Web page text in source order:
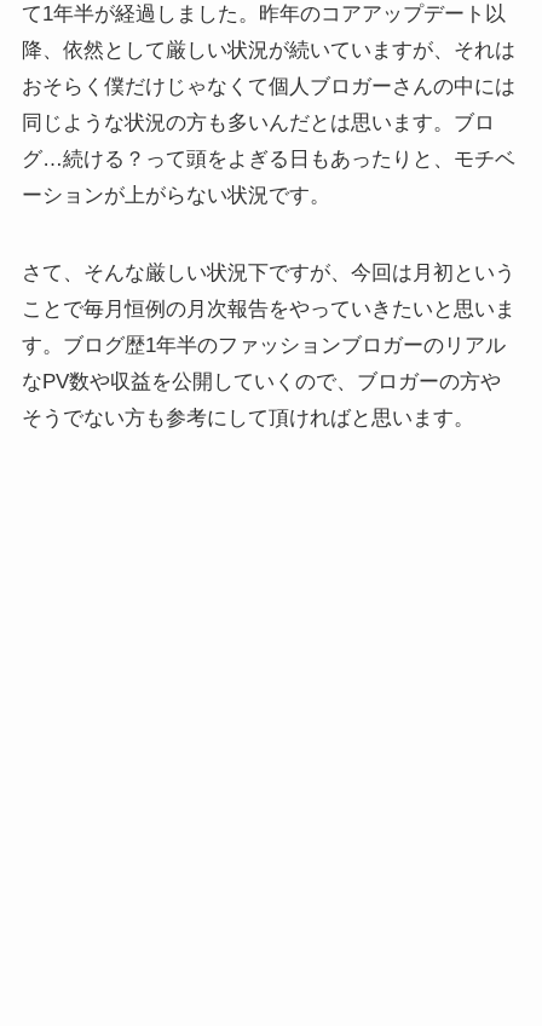
て1年半が経過しました。昨年のコアアップデート以
降、依然として厳しい状況が続いていますが、それは
おそらく僕だけじゃなくて個人ブロガーさんの中には
同じような状況の方も多いんだとは思います。ブロ
グ…続ける？って頭をよぎる日もあったりと、モチベ
ーションが上がらない状況です。
さて、そんな厳しい状況下ですが、今回は月初という
ことで毎月恒例の月次報告をやっていきたいと思いま
す。ブログ歴1年半のファッションブロガーのリアル
なPV数や収益を公開していくので、ブロガーの方や
そうでない方も参考にして頂ければと思います。